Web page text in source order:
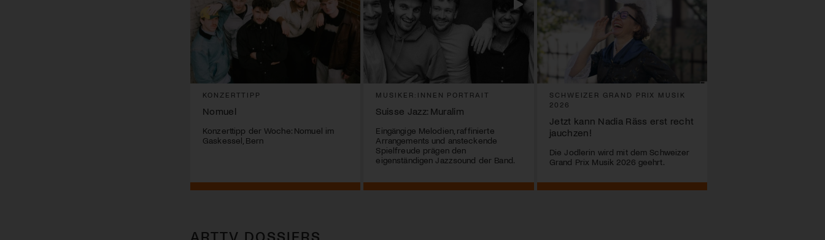
KONZERTTIPP
Nomuel
Konzerttipp der Woche: Nomuel im
Gaskessel, Bern
MUSIKER:INNEN PORTRAIT
Suisse Jazz: Muralim
Eingängige Melodien, raffinierte
Arrangements und ansteckende
Spielfreude prägen den
eigenständigen Jazzsound der Band.
SCHWEIZER GRAND PRIX MUSIK
2026
Jetzt kann Nadia Räss erst recht
jauchzen!
Die Jodlerin wird mit dem Schweizer
Grand Prix Musik 2026 geehrt.
ARTTV DOSSIERS